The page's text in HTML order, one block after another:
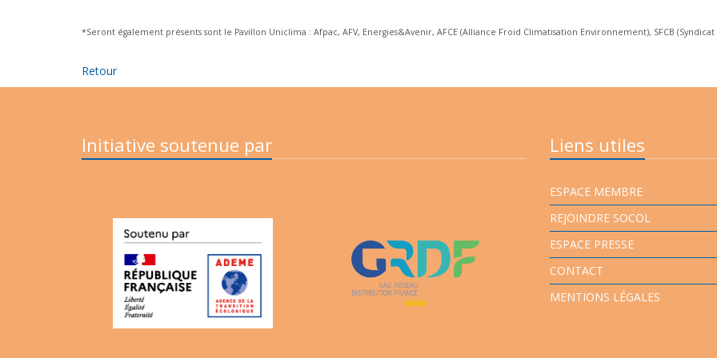
*Seront également présents sont le Pavillon Uniclima : Afpac, AFV, Energies&Avenir, AFCE (Alliance Froid Climatisation Environnement), SFCB
Retour
Initiative soutenue par Liens utiles
ESPACE MEMBRE
REJOINDRE SOCOL
ESPACE PRESSE
CONTACT
MENTIONS LÉGALES